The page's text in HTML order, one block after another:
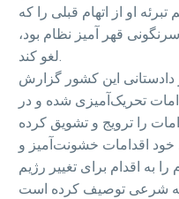
او از اتهام قبلی را که
قهر آمیز نظام بود،
لغو کند.
دادستانی این کشور گزارش
تحریک‌آمیزی شده و در
را ترویج و تشویق کرده
خود اقدامات خشونت‌آمیز و
به اقدام برای تغییر رژیم